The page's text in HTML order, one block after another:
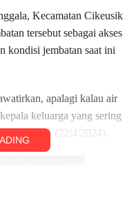
Kecamatan Cikeusik
tersebut sebagai akses
kondisi jembatan saat ini
apalagi kalau air
keluarga yang sering
Senin (22/4/2024).